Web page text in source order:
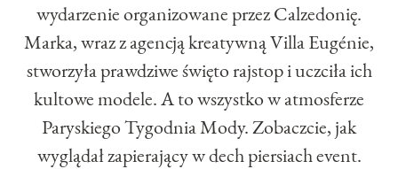
wydarzenie organizowane przez Calzedonię.
Marka, wraz z agencją kreatywną Villa Eugénie,
stworzyła prawdziwe święto rajstop i uczciła ich
kultowe modele. A to wszystko w atmosferze
Paryskiego Tygodnia Mody. Zobaczcie, jak
wyglądał zapierający w dech piersiach event.